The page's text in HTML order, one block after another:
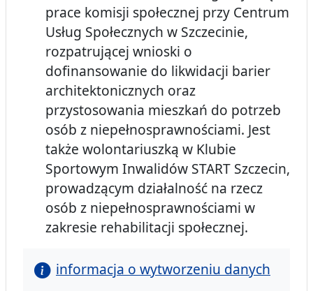
prace komisji społecznej przy Centrum
Usług Społecznych w Szczecinie,
rozpatrującej wnioski o
dofinansowanie do likwidacji barier
architektonicznych oraz
przystosowania mieszkań do potrzeb
osób z niepełnosprawnościami. Jest
także wolontariuszką w Klubie
Sportowym Inwalidów START Szczecin,
prowadzącym działalność na rzecz
osób z niepełnosprawnościami w
zakresie rehabilitacji społecznej.
informacja o wytworzeniu danych